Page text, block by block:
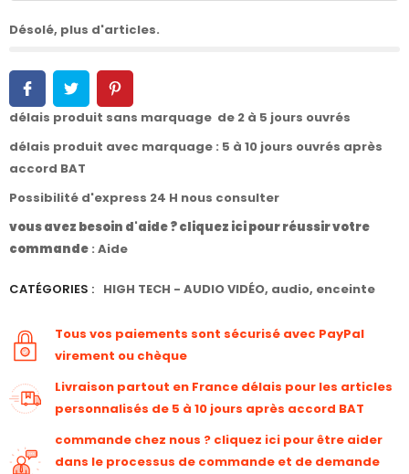
Désolé, plus d'articles.
délais produit sans marquage de 2 à 5 jours ouvrés
délais produit avec marquage : 5 à 10 jours ouvrés après
accord BAT
Possibilité d'express 24 H nous consulter
vous avez besoin d'aide ? cliquez ici pour réussir votre
commande : Aide
CATÉGORIES : HIGH TECH - AUDIO VIDÉO, audio, enceinte
Tous vos paiements sont sécurisé avec PayPal
virement ou chèque
Livraison partout en France délais pour les articles
personnalisés de 5 à 10 jours après accord BAT
commande chez nous ? cliquez ici pour être aider
dans le processus de commande et de demande